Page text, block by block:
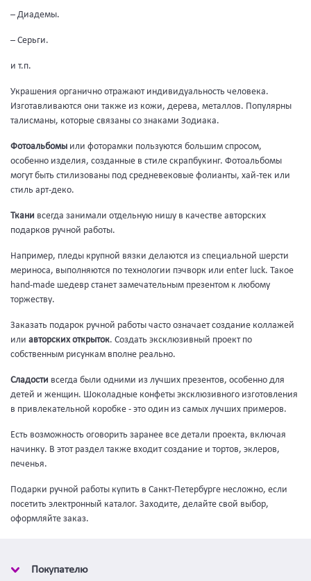
– Диадемы.
– Серьги.
и т.п.
Украшения органично отражают индивидуальность человека.
Изготавливаются они также из кожи, дерева, металлов. Популярны
талисманы, которые связаны со знаками Зодиака.
Фотоальбомы или фоторамки пользуются большим спросом,
особенно изделия, созданные в стиле скрапбукинг. Фотоальбомы
могут быть стилизованы под средневековые фолианты, хай-тек или
стиль арт-деко.
Ткани всегда занимали отдельную нишу в качестве авторских
подарков ручной работы.
Например, пледы крупной вязки делаются из специальной шерсти
мериноса, выполняются по технологии пэчворк или enter luck. Такое
hand-made шедевр станет замечательным презентом к любому
торжеству.
Заказать подарок ручной работы часто означает создание коллажей
или авторских открыток. Создать эксклюзивный проект по
собственным рисункам вполне реально.
Сладости всегда были одними из лучших презентов, особенно для
детей и женщин. Шоколадные конфеты эксклюзивного изготовления
в привлекательной коробке - это один из самых лучших примеров.
Есть возможность оговорить заранее все детали проекта, включая
начинку. В этот раздел также входит создание и тортов, эклеров,
печенья.
Подарки ручной работы купить в Санкт-Петербурге несложно, если
посетить электронный каталог. Заходите, делайте свой выбор,
оформляйте заказ.
Покупателю